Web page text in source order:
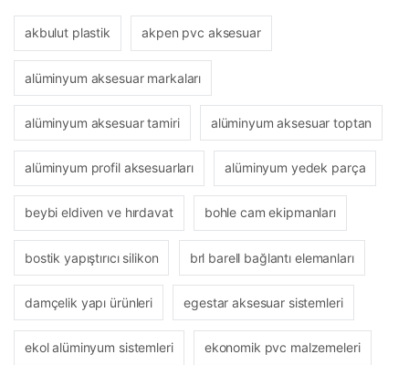
akbulut plastik akpen pvc aksesuar
alüminyum aksesuar markaları
alüminyum aksesuar tamiri alüminyum aksesuar toptan
alüminyum profil aksesuarları alüminyum yedek parça
beybi eldiven ve hırdavat bohle cam ekipmanları
bostik yapıştırıcı silikon brl barell bağlantı elemanları
damçelik yapı ürünleri egestar aksesuar sistemleri
ekol alüminyum sistemleri ekonomik pvc malzemeleri